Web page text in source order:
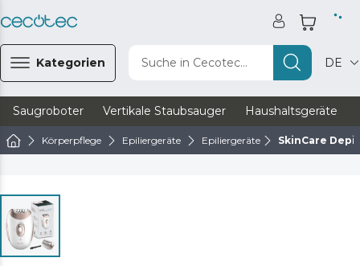
Kategorien Suche in Cecotec... DE
Saugroboter Vertikale Staubsauger Haushaltsgeräte
Körperpflege Epiliergeräte Epiliergeräte SkinCare